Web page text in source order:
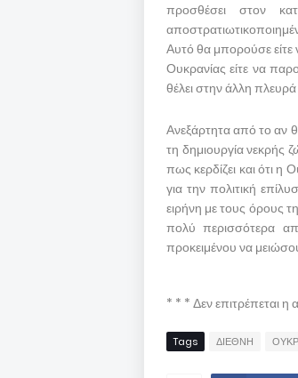
προσθέσει στον
Αυτό θα μπορούσε είτε
Ουκρανίας είτε να
θέλει στην άλλη
Ανεξάρτητα από το αν
τη δημιουργία νεκρής
πως κερδίζει και ότι η
για την πολιτική
ειρήνη με τους όρους
πολύ περισσότερα
προκειμένου να
* * * Δεν επιτρέπεται
Tags ΔΙΕΘΝΗ